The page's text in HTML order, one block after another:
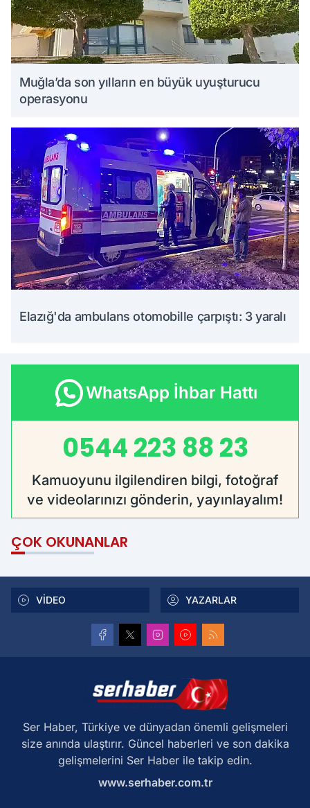
Muğla’da son yılların en büyük uyuşturucu
operasyonu
Elazığ'da ambulans otomobille çarpıştı: 3 yaralı
WhatsApp İhbar Hattı
0544 223 88 23
Kamuoyunu ilgilendiren bilgi, fotoğraf
ve videolarınızı gönderin, yayınlayalım!
ÇOK OKUNANLAR
VİDEO YAZARLAR
Ser Haber, Türkiye ve dünyadan önemli gelişmeleri
size anında ulaştırır. Güncel haberleri ve son dakika
gelişmelerini Ser Haber ile takip edin.
www.serhaber.com.tr